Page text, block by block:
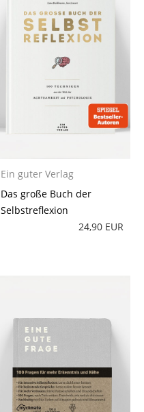
Ein guter Verlag
Das große Buch der
Selbstreflexion
24,90 EUR